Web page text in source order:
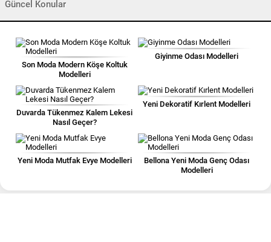
Güncel Konular
Son Moda Modern Köşe Koltuk
Modelleri
Giyinme Odası Modelleri
Duvarda Tükenmez Kalem Lekesi
Nasıl Geçer?
Yeni Dekoratif Kırlent Modelleri
Yeni Moda Mutfak Evye Modelleri
Bellona Yeni Moda Genç Odası
Modelleri